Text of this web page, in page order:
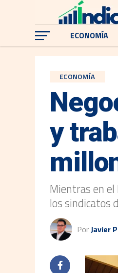
ECONOMÍA
ECONOMÍA
y
Mientras en
los sindicatos
PorJavier